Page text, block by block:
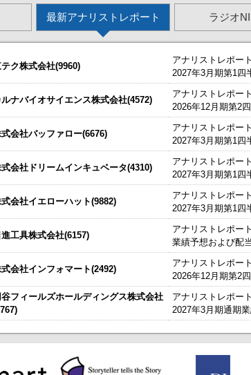
最新アナリストレポート ラジオ
今すぐ登録
ート（シェアードリサーチ） ： 2027年3月期第1四半期決算
ス(2384)
今すぐ登録
２四半期決算説明資料
録
会社との業務提携に関するお知らせ
ター」 新規開設のお知らせ
および自己株式立会外買付取引（ToSTNeT-３）による自己
ガバナンスに関する報告書 2026/08/07
プ(2154)
今すぐ登録
ク株式会社(9960)
アナリストレポー
2027年3月期第1四
ルナバイオサイエンス株式会社(4572)
アナリストレポー
2026年12月期第2
会社バッファロー(6676)
アナリストレポー
2027年3月期第1四
会社ドリームインキュベータ(4310)
アナリストレポー
2027年3月期第1四
会社イエローハット(9882)
アナリストレポー
2027年3月期第1四
進工具株式会社(6157)
アナリストレポー
業績予想および配
会社インフォマート(2492)
アナリストレポー
2026年12月期第2
谷フィールズホールディングス株式会社
アナリストレポー
2027年3月期通期
個人投資家向けIRセミナーやオンラインIRセミ
につきましては、こちらよりご確認ください。
載を開始いたしました。 今すぐ登録
(3849)の掲載を開始いたしました。
(7604)の掲載を開始いたしました。 今すぐ登録
リリース】「WEB海外IRサービス」提供開始！ ～海
戦略的グローバルＩＲのご提案